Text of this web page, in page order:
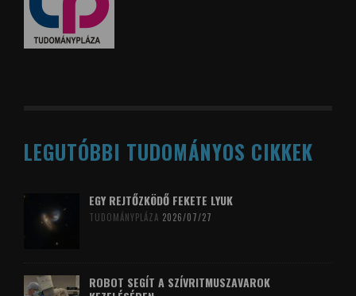
LEGUTÓBBI TUDOMÁNYOS CIKKEK
EGY REJTŐZKÖDŐ FEKETE LYUK
TUDOMÁNYPLÁZA 2026/07/27
ROBOT SEGÍT A SZÍVRITMUSZAVAROK